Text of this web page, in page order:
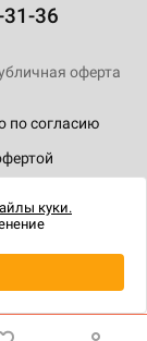
36
по согласию
оферта
куки.